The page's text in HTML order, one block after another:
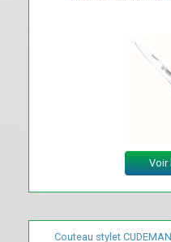
Voir
Couteau stylet